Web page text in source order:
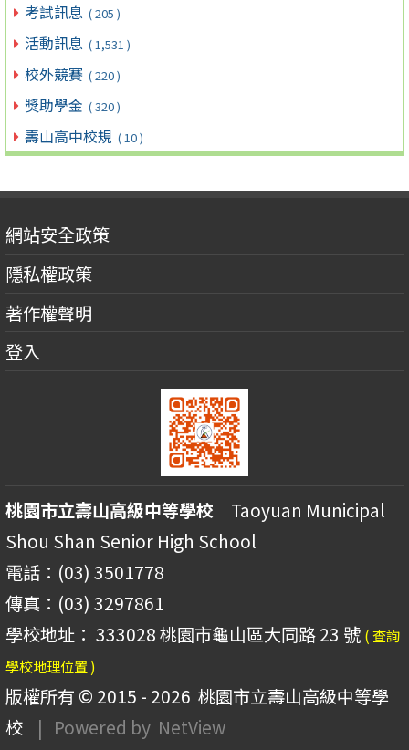
考試訊息 ( 205 )
活動訊息 ( 1,531 )
校外競賽 ( 220 )
獎助學金 ( 320 )
壽山高中校規 ( 10 )
網站安全政策
隱私權政策
著作權聲明
登入
桃園市立壽山高級中等學校 Taoyuan Municipal
Shou Shan Senior High School
電話：(03) 3501778
傳真：(03) 3297861
學校地址： 333028 桃園市龜山區大同路 23 號 ( 查詢
學校地理位置 )
版權所有 © 2015 - 2026 桃園市立壽山高級中等學
校
| Powered by NetView